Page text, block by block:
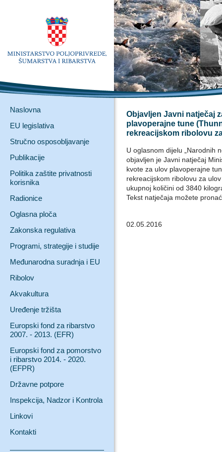
Naslovna
EU legislativa
Stručno osposobljavanje
Publikacije
Politika zaštite privatnosti
korisnika
Radionice
Oglasna ploča
Zakonska regulativa
Programi, strategije i studije
Međunarodna suradnja i EU
Ribolov
Akvakultura
Uređenje tržišta
Europski fond za ribarstvo
2007. - 2013. (EFR)
Europski fond za pomorstvo
i ribarstvo 2014. - 2020.
(EFPR)
Državne potpore
Inspekcija, Nadzor i Kontrola
Linkovi
Kontakti
Objavljen Javni natječaj
plavoperajne tune
rekreacijskom ribolovu
U oglasnom dijelu „Narodnih
objavljen je Javni natječaj
kvote za ulov plavoperajne
rekreacijskom ribolovu za
ukupnoj količini od 3840
Tekst natječaja možete
02.05.2016